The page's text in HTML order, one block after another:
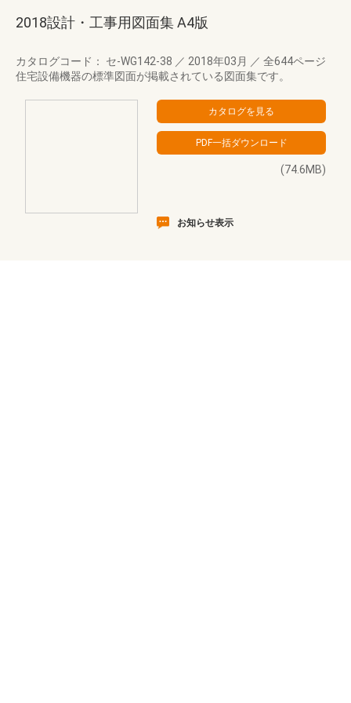
2018設計・工事用図面集 A4版
カタログコード： セ-WG142-38 ／ 2018年03月 ／ 全644ページ
住宅設備機器の標準図面が掲載されている図面集です。
(74.6MB)
お知らせ表示